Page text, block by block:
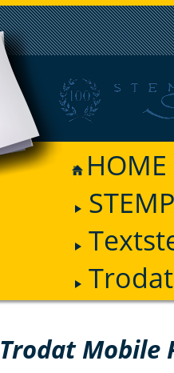
HOME
Trodat Mobile